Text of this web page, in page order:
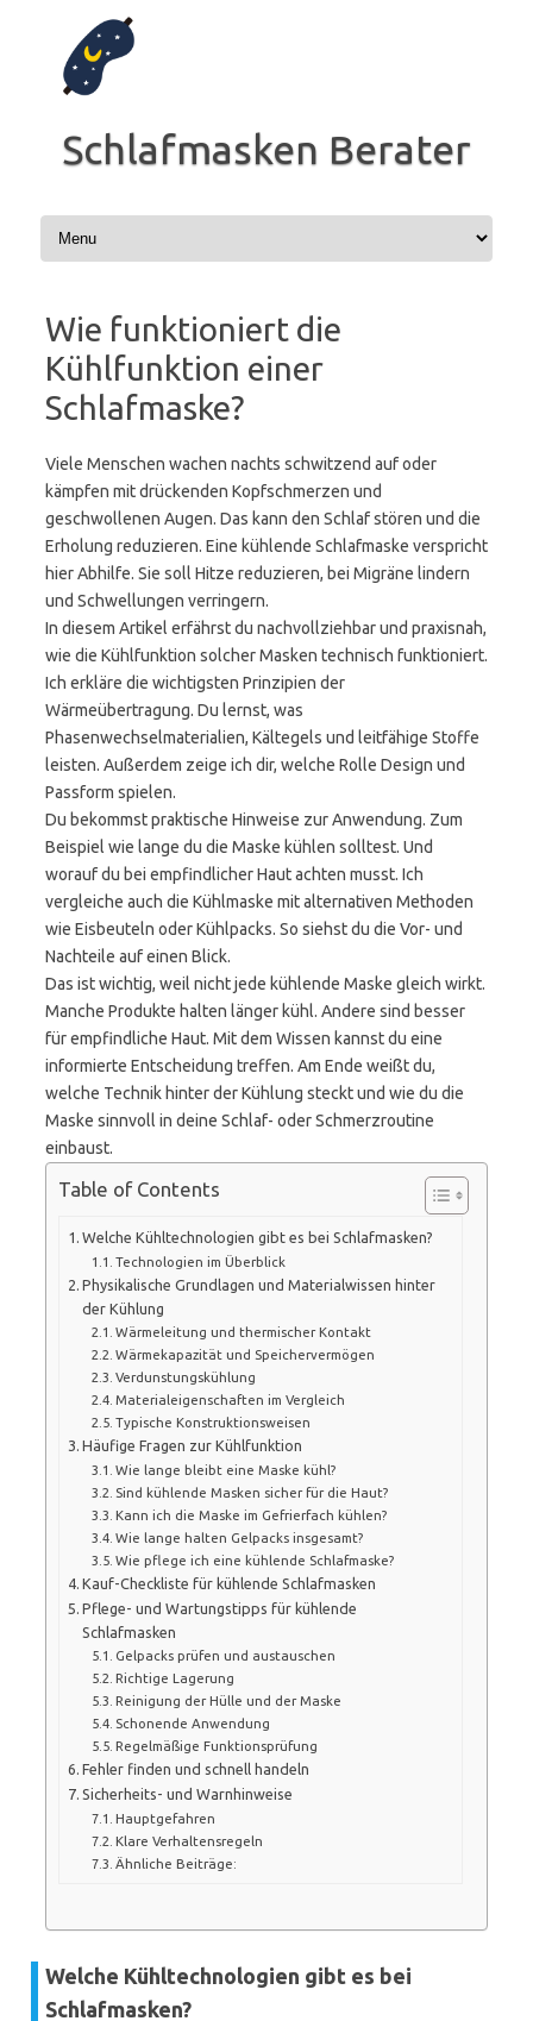
springen
Schlafmasken Berater
Wie funktioniert die
Kühlfunktion einer
Schlafmaske?
Viele Menschen wachen nachts schwitzend auf oder
kämpfen mit drückenden Kopfschmerzen und
geschwollenen Augen. Das kann den Schlaf stören und die
Erholung reduzieren. Eine kühlende Schlafmaske verspricht
hier Abhilfe. Sie soll Hitze reduzieren, bei Migräne lindern
und Schwellungen verringern.
In diesem Artikel erfährst du nachvollziehbar und praxisnah,
wie die Kühlfunktion solcher Masken technisch funktioniert.
Ich erkläre die wichtigsten Prinzipien der
Wärmeübertragung. Du lernst, was
Phasenwechselmaterialien, Kältegels und leitfähige Stoffe
leisten. Außerdem zeige ich dir, welche Rolle Design und
Passform spielen.
Du bekommst praktische Hinweise zur Anwendung. Zum
Beispiel wie lange du die Maske kühlen solltest. Und
worauf du bei empfindlicher Haut achten musst. Ich
vergleiche auch die Kühlmaske mit alternativen Methoden
wie Eisbeuteln oder Kühlpacks. So siehst du die Vor- und
Nachteile auf einen Blick.
Das ist wichtig, weil nicht jede kühlende Maske gleich wirkt.
Manche Produkte halten länger kühl. Andere sind besser
für empfindliche Haut. Mit dem Wissen kannst du eine
informierte Entscheidung treffen. Am Ende weißt du,
welche Technik hinter der Kühlung steckt und wie du die
Maske sinnvoll in deine Schlaf- oder Schmerzroutine
einbaust.
Table of Contents
Welche Kühltechnologien gibt es bei Schlafmasken?
Technologien im Überblick
Physikalische Grundlagen und Materialwissen hinter
der Kühlung
Wärmeleitung und thermischer Kontakt
Wärmekapazität und Speichervermögen
Verdunstungskühlung
Materialeigenschaften im Vergleich
Typische Konstruktionsweisen
Häufige Fragen zur Kühlfunktion
Wie lange bleibt eine Maske kühl?
Sind kühlende Masken sicher für die Haut?
Kann ich die Maske im Gefrierfach kühlen?
Wie lange halten Gelpacks insgesamt?
Wie pflege ich eine kühlende Schlafmaske?
Kauf-Checkliste für kühlende Schlafmasken
Pflege- und Wartungstipps für kühlende
Schlafmasken
Gelpacks prüfen und austauschen
Richtige Lagerung
Reinigung der Hülle und der Maske
Schonende Anwendung
Regelmäßige Funktionsprüfung
Fehler finden und schnell handeln
Sicherheits- und Warnhinweise
Hauptgefahren
Klare Verhaltensregeln
Ähnliche Beiträge:
Welche Kühltechnologien gibt es bei
Schlafmasken?